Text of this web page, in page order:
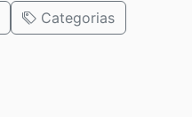
Categorias